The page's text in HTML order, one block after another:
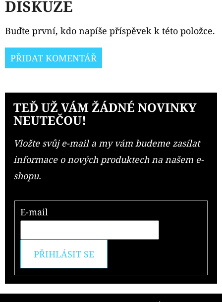
DISKUZE
Buďte první, kdo napíše příspěvek k této položce.
PŘIDAT KOMENTÁŘ
TEĎ UŽ VÁM ŽÁDNÉ NOVINKY
NEUTEČOU!
Vložte svůj e-mail a my vám budeme zasílat
informace o nových produktech na našem e-
shopu.
E-mail
PŘIHLÁSIT SE